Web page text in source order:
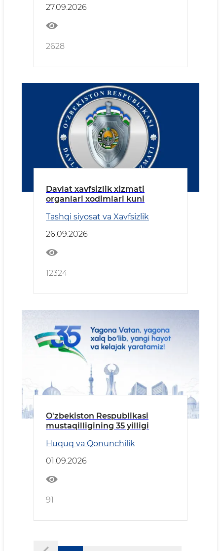
27.09.2026
2628
Davlat xavfsizlik xizmati
organlari xodimlari kuni
Tashqi siyosat va Xavfsizlik
26.09.2026
12324
O'zbekiston Respublikasi
mustaqilligining 35 yilligi
Huquq va Qonunchilik
01.09.2026
91